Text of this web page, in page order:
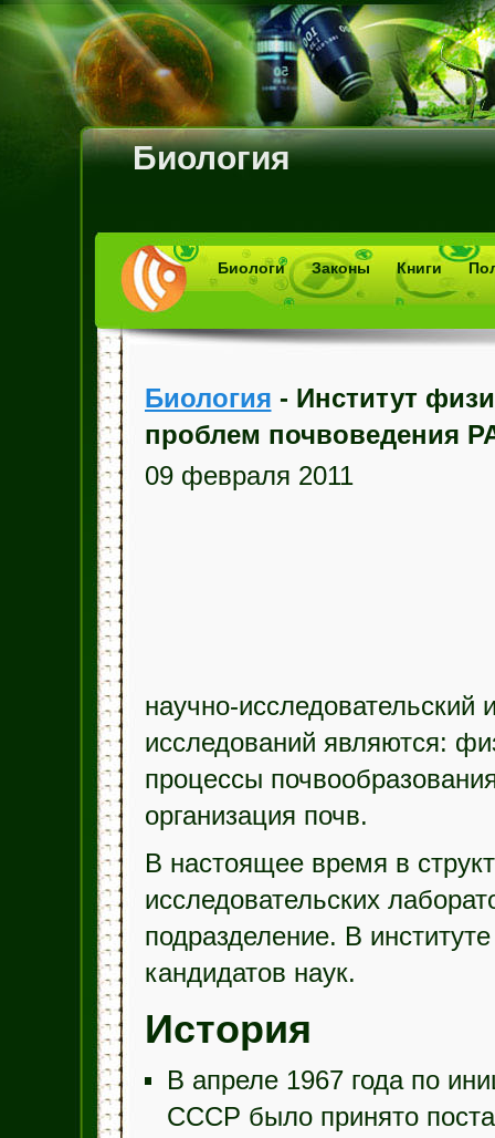
Биология
Биологи Законы Книги
Биология - Институт
проблем почвоведения
09 февраля 2011
научно-исследовательский
исследований являются:
процессы
организация почв.
В настоящее время в
исследовательских
подразделение. В
кандидатов наук.
История
В апреле 1967 года по
СССР было принято